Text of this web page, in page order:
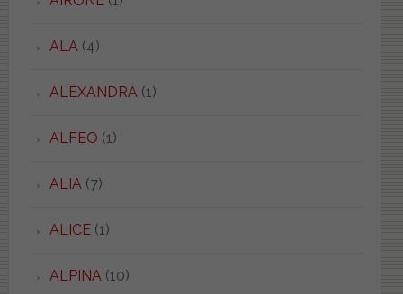
ALA (4)
ALEXANDRA (1)
ALFEO (1)
ALIA (7)
ALICE(1)
ALPINA (10)